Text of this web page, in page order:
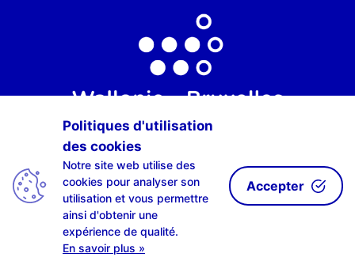
Politiques d'utilisation
des cookies
Notre site web utilise des
cookies pour analyser son
utilisation et vous permettre
ainsi d'obtenir une
expérience de qualité.
En savoir plus »
Accepter